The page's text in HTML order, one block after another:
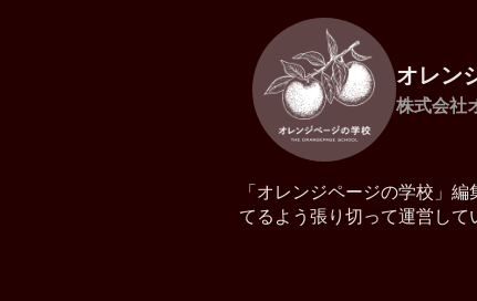
オレン
株式会社
「オレンジページの学校」
てるよう張り切って運営して